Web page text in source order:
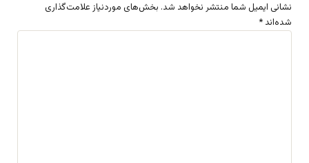
نشانی ایمیل شما منتشر نخواهد شد. بخش‌های موردنیاز علامت‌گذاری
شده‌اند *